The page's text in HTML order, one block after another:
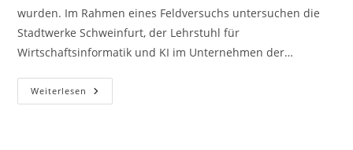
wurden. Im Rahmen eines Feldversuchs untersuchen die
Stadtwerke Schweinfurt, der Lehrstuhl für
Wirtschaftsinformatik und KI im Unternehmen der…
Weiterlesen Wenn
Stromverbrauch